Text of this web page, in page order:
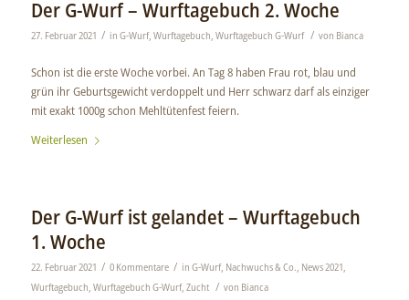
Der G-Wurf – Wurftagebuch 2. Woche
27. Februar 2021 / in G-Wurf, Wurftagebuch, Wurftagebuch G-Wurf / von Bianca
Schon ist die erste Woche vorbei. An Tag 8 haben Frau rot, blau und
grün ihr Geburtsgewicht verdoppelt und Herr schwarz darf als einziger
mit exakt 1000g schon Mehltütenfest feiern.
Weiterlesen
Der G-Wurf ist gelandet – Wurftagebuch
1. Woche
22. Februar 2021 / 0 Kommentare / in G-Wurf, Nachwuchs & Co., News 2021,
Wurftagebuch, Wurftagebuch G-Wurf, Zucht / von Bianca